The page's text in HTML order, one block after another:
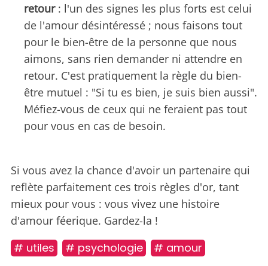
retour: l'un des signes les plus forts est celui
de l'amour désintéressé ; nous faisons tout
pour le bien-être de la personne que nous
aimons, sans rien demander ni attendre en
retour. C'est pratiquement la règle du bien-
être mutuel : "Si tu es bien, je suis bien aussi".
Méfiez-vous de ceux qui ne feraient pas tout
pour vous en cas de besoin.
Si vous avez la chance d'avoir un partenaire qui
reflète parfaitement ces trois règles d'or, tant
mieux pour vous : vous vivez une histoire
d'amour féerique. Gardez-la !
# utiles # psychologie # amour